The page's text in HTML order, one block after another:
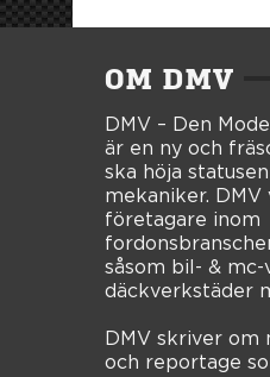
OM DMV
DMV – Den
är en ny och
ska höja
mekaniker. DMV
företagare inom
såsom bil- & mc-
däckverkstäder
DMV skriver om
och reportage